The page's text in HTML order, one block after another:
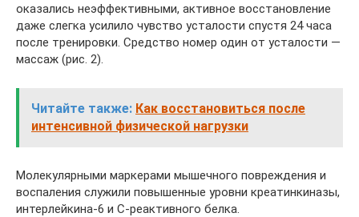
оказались неэффективными, активное восстановление
даже слегка усилило чувство усталости спустя 24 часа
после тренировки. Средство номер один от усталости —
массаж (рис. 2).
Читайте также: Как восстановиться после
интенсивной физической нагрузки
Молекулярными маркерами мышечного повреждения и
воспаления служили повышенные уровни креатинкиназы,
интерлейкина-6 и С-реактивного белка.